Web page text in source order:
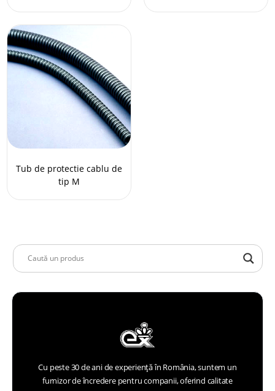
Tub de protectie cablu de
tip M
Cu peste 30 de ani de experiență în România, suntem un
furnizor de încredere pentru companii, oferind calitate